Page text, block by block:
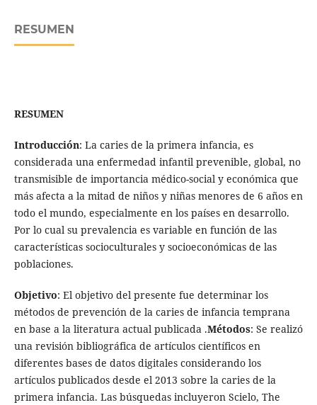
RESUMEN
RESUMEN
Introducción: La caries de la primera infancia, es
considerada una enfermedad infantil prevenible, global, no
transmisible de importancia médico-social y económica que
más afecta a la mitad de niños y niñas menores de 6 años en
todo el mundo, especialmente en los países en desarrollo.
Por lo cual su prevalencia es variable en función de las
características socioculturales y socioeconómicas de las
poblaciones.
Objetivo: El objetivo del presente fue determinar los
métodos de prevención de la caries de infancia temprana
en base a la literatura actual publicada .Métodos: Se realizó
una revisión bibliográfica de artículos científicos en
diferentes bases de datos digitales considerando los
artículos publicados desde el 2013 sobre la caries de la
primera infancia. Las búsquedas incluyeron Scielo, The